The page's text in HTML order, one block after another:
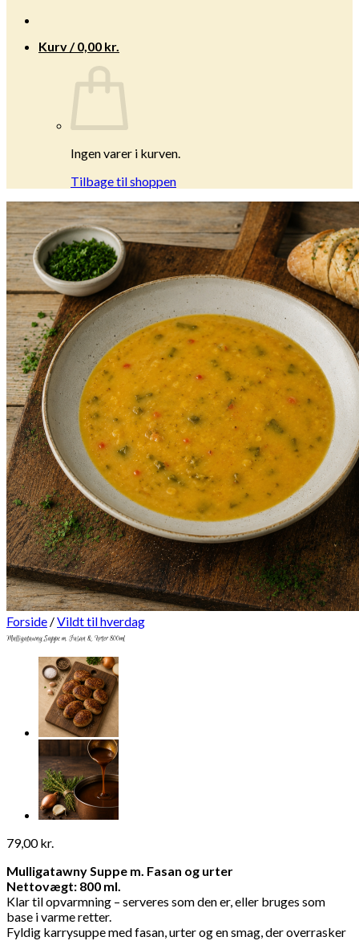
Kurv /0,00 kr.
Ingen varer i kurven.
Tilbage til shoppen
Forside /Vildt til hverdag
Mulligatawny Suppe m. Fasan & Urter 800ml
79,00kr.
Mulligatawny Suppe m. Fasan og urter
Nettovægt: 800 ml.
Klar til opvarmning – serveres som den er, eller bruges som
base i varme retter.
Fyldig karrysuppe med fasan, urter og en smag, der overrasker